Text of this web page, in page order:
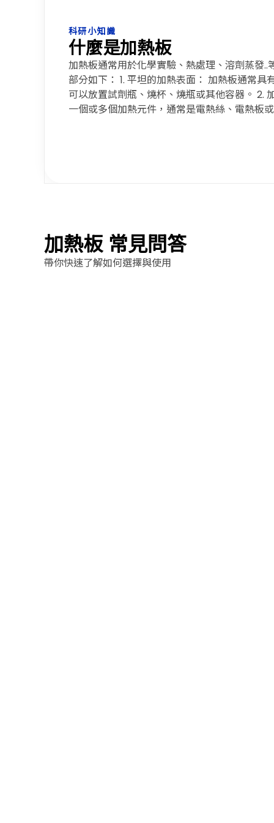
科研小知識
什麼是加熱板
加熱板通常用於化學實驗、熱處理、溶劑蒸發..
部分如下： 1. 平坦的加熱表面： 加熱板通常具
可以放置試劑瓶、燒杯、燒瓶或其他容器。 2.
一個或多個加熱元件，通常是電熱絲、電熱板
加熱板 常見問答
帶你快速了解如何選擇與使用